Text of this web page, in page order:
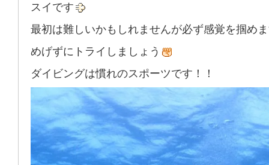
スイです
最初は難しいかもしれませんが必ず感覚を掴め
めげずにトライしましょう
ダイビングは慣れのスポーツです！！